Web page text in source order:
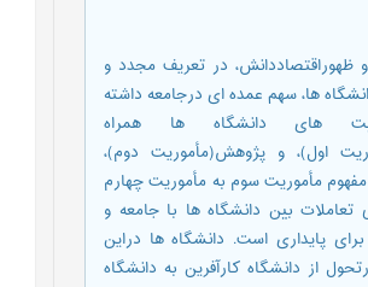
در تعریف مجدد و
ها، سهم عمده ای درجامعه داشته
های دانشگاه ها همراه
اول)، و پژوهش(مأموریت دوم)،
مأموریت سوم به مأموریت چهارم
بین دانشگاه ها با جامعه و
پایداری است. دانشگاه ها دراین
از دانشگاه کارآفرین به دانشگاه